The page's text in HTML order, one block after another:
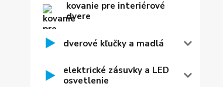
kovanie pre interiérové
dvere
dverové kľučky a madlá
elektrické zásuvky a LED
osvetlenie